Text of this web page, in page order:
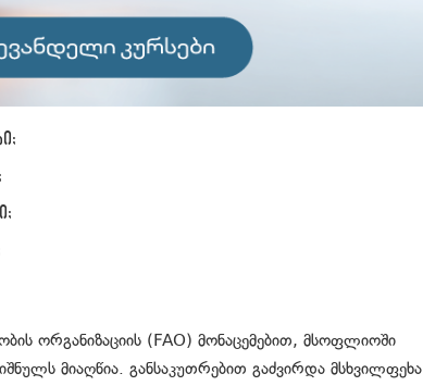
ორგანიზაციის (FAO) მონაცემებით, მსოფლიოში
მიაღწია. განსაკუთრებით გაძვირდა მსხვილფეხა